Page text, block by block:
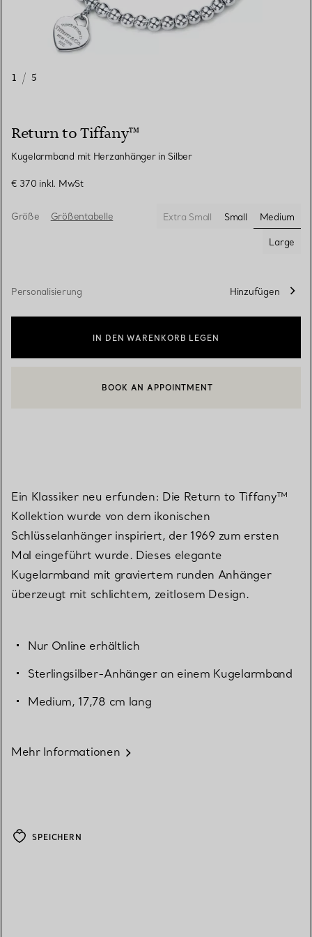
1 / 5
Return to Tiffany™
Kugelarmband mit Herzanhänger in Silber
€ 370 inkl. MwSt
Größe Größentabelle Extra Small Small
Medium
Large
Personalisierung Hinzufügen
IN DEN WARENKORB LEGEN
EINEN KUNDENBERATER KONTAKTIEREN ODER EINEN
BOOK AN APPOINTMENT
Ein Klassiker neu erfunden: Die Return to Tiffany™
Kollektion wurde von dem ikonischen
Schlüsselanhänger inspiriert, der 1969 zum ersten
Mal eingeführt wurde. Dieses elegante
Kugelarmband mit graviertem runden Anhänger
überzeugt mit schlichtem, zeitlosem Design.
Nur Online erhältlich
Sterlingsilber-Anhänger an einem Kugelarmband
Medium, 17,78 cm lang
Mehr Informationen
SPEICHERN